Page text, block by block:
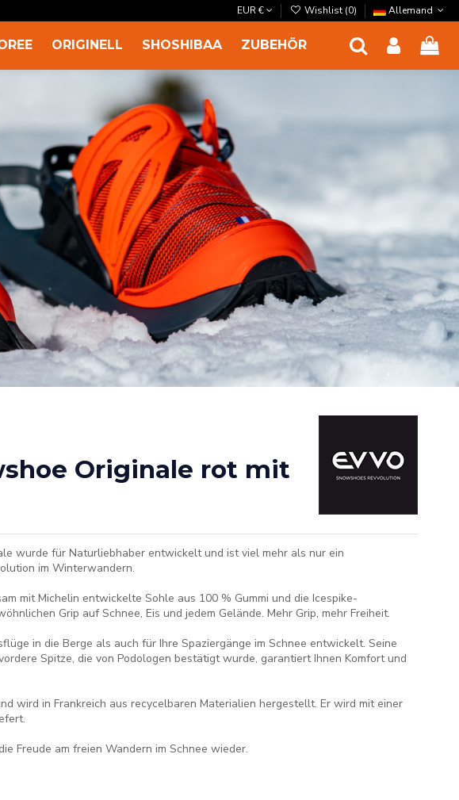
EUR € Wishlist (0) Allemand
ORIGINELL SHOSHIBAA ZUBEHÖR
Originale rot mit
wurde für Naturliebhaber entwickelt und ist viel mehr als nur ein
im Winterwandern.
mit Michelin entwickelte Sohle aus 100 % Gummi und die Icespike-
Grip auf Schnee, Eis und jedem Gelände. Mehr Grip, mehr Freiheit.
in die Berge als auch für Ihre Spaziergänge im Schnee entwickelt. Seine
Spitze, die von Podologen bestätigt wurde, garantiert Ihnen Komfort und
wird in Frankreich aus recycelbaren Materialien hergestellt. Er wird mit einer
Freude am freien Wandern im Schnee wieder.